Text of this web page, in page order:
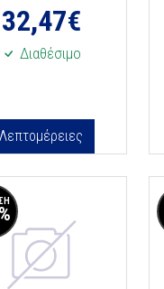
32,47€
Διαθέσιμο
Λεπτομέρειες